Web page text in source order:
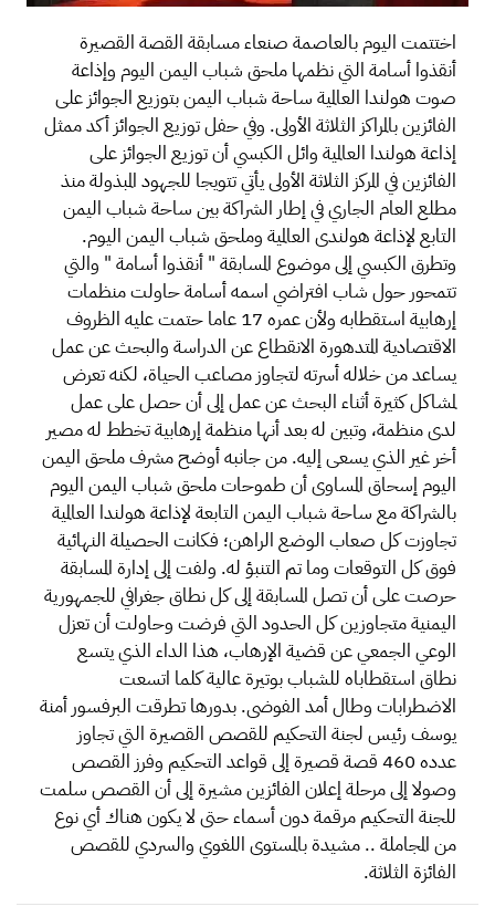
اختتمت اليوم بالعاصمة صنعاء مسابقة القصة القصيرة
أنقذوا أسامة التي نظمها ملحق شباب اليمن اليوم وإذاعة
صوت هولندا العالمية ساحة شباب اليمن بتوزيع الجوائز على
الفائزين بالمراكز الثلاثة الأولى. وفي حفل توزيع الجوائز أكد ممثل
إذاعة هولندا العالمية وائل الكبسي أن توزيع الجوائز على
الفائزين في المركز الثلاثة الأولى يأتي تتويجا للجهود المبذولة منذ
مطلع العام الجاري في إطار الشراكة بين ساحة شباب اليمن
التابع لإذاعة هولندى العالمية وملحق شباب اليمن اليوم.
وتطرق الكبسي إلى موضوع المسابقة " أنقذوا أسامة " والتي
تتمحور حول شاب افتراضي اسمه أسامة حاولت منظمات
إرهابية استقطابه ولأن عمره 17 عاما حتمت عليه الظروف
الاقتصادية المتدهورة الانقطاع عن الدراسة والبحث عن عمل
يساعد من خلاله أسرته لتجاوز مصاعب الحياة، لكنه تعرض
لمشاكل كثيرة أثناء البحث عن عمل إلى أن حصل على عمل
لدى منظمة، وتبين له بعد أنها منظمة إرهابية تخطط له مصير
أخر غير الذي يسعى إليه. من جانبه أوضح مشرف ملحق اليمن
اليوم إسحاق المساوى أن طموحات ملحق شباب اليمن اليوم
بالشراكة مع ساحة شباب اليمن التابعة لإذاعة هولندا العالمية
تجاوزت كل صعاب الوضع الراهن؛ فكانت الحصيلة النهائية
فوق كل التوقعات وما تم التنبؤ له. ولفت إلى إدارة المسابقة
حرصت على أن تصل المسابقة إلى كل نطاق جغرافي للجمهورية
اليمنية متجاوزين كل الحدود التي فرضت وحاولت أن تعزل
الوعي الجمعي عن قضية الإرهاب، هذا الداء الذي يتسع
نطاق استقطاباه للشباب بوتيرة عالية كلما اتسعت
الاضطرابات وطال أمد الفوضى. بدورها تطرقت البرفسور أمنة
يوسف رئيس لجنة التحكيم للقصص القصيرة التي تجاوز
عدده 460 قصة قصيرة إلى قواعد التحكيم وفرز القصص
وصولا إلى مرحلة إعلان الفائزين مشيرة إلى أن القصص سلمت
للجنة التحكيم مرقمة دون أسماء حتى لا يكون هناك أي نوع
من المجاملة .. مشيدة بالمستوى اللغوي والسردي للقصص
الفائزة الثلاثة.